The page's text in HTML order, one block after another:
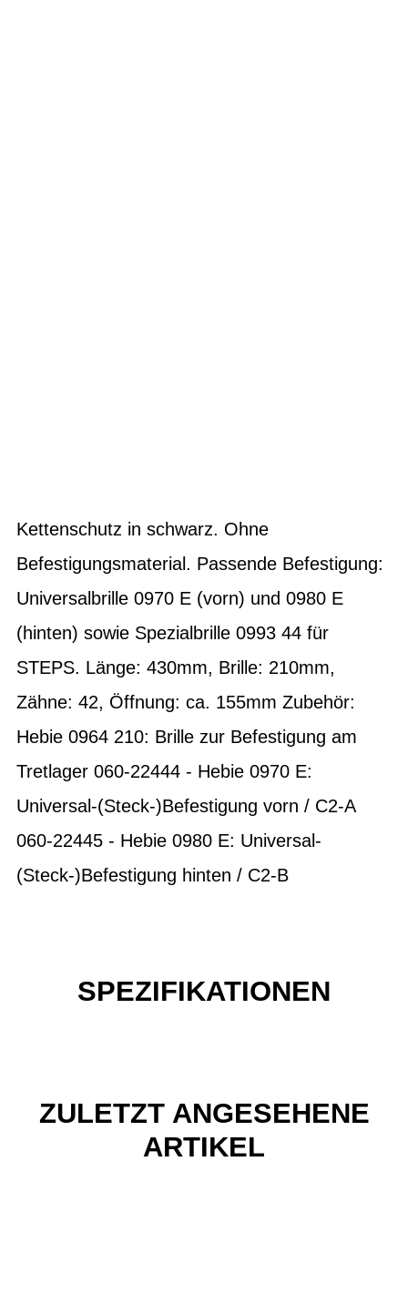
Kettenschutz in schwarz. Ohne
Befestigungsmaterial. Passende Befestigung:
Universalbrille 0970 E (vorn) und 0980 E
(hinten) sowie Spezialbrille 0993 44 für
STEPS. Länge: 430mm, Brille: 210mm,
Zähne: 42, Öffnung: ca. 155mm Zubehör:
Hebie 0964 210: Brille zur Befestigung am
Tretlager 060-22444 - Hebie 0970 E:
Universal-(Steck-)Befestigung vorn / C2-A
060-22445 - Hebie 0980 E: Universal-
(Steck-)Befestigung hinten / C2-B
SPEZIFIKATIONEN
ZULETZT ANGESEHENE
ARTIKEL